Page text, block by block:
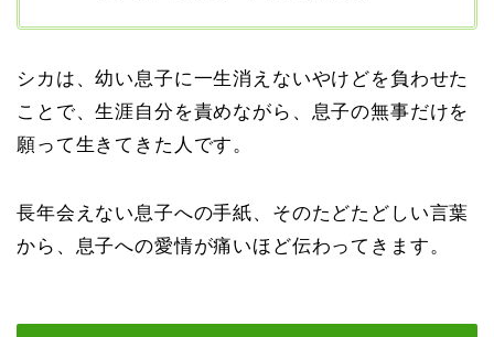
シカは、幼い息子に一生消えないやけどを負わせた
ことで、生涯自分を責めながら、息子の無事だけを
願って生きてきた人です。
長年会えない息子への手紙、そのたどたどしい言葉
から、息子への愛情が痛いほど伝わってきます。